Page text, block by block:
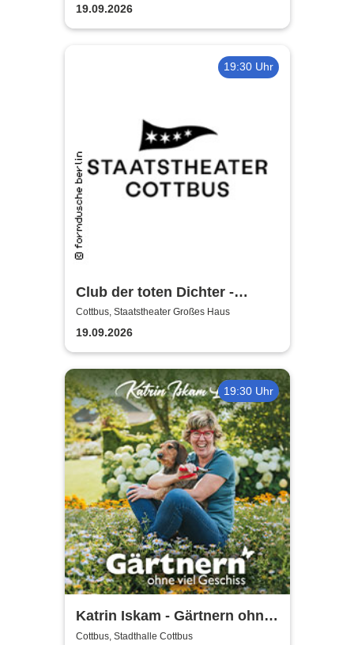
mit allen seinen großen Hits
19.09.2026
19:30 Uhr
Club der toten Dichter -
Staatstheater Cottbus
Cottbus, Staatstheater Großes Haus
19.09.2026
19:30 Uhr
Katrin Iskam - Gärtnern ohne
viel Geschiss
Cottbus, Stadthalle Cottbus